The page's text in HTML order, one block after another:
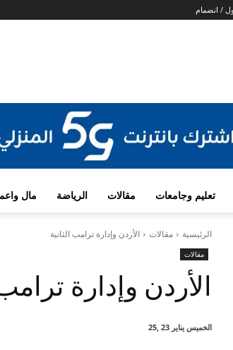
/ انضمام
تعليم وجامعات مقالات الرياضة مال
الرئيسية مقالات الأردن وإدارة ترامب الثانية
مقالات
الأردن وإدارة
الخميس يناير 23 ,25